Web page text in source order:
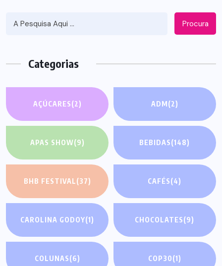
Procura
Categorias
AÇÚCARES(2) ADM(2)
APAS SHOW(9) BEBIDAS(148)
BHB FESTIVAL(37) CAFÉS(4)
CAROLINA GODOY(1) CHOCOLATES(9)
COLUNAS(6) COP30(1)